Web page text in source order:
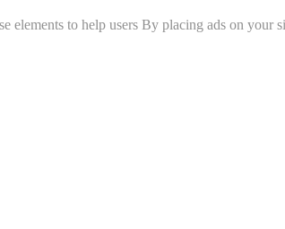
elements to help users By placing ads on your